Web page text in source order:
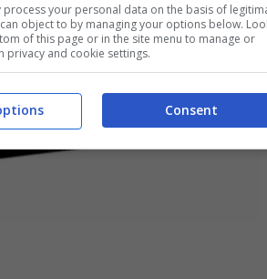
process your personal data on the basis of
object to by managing your options below.
of this page or in the site menu to manage or
privacy and cookie settings.
Consent